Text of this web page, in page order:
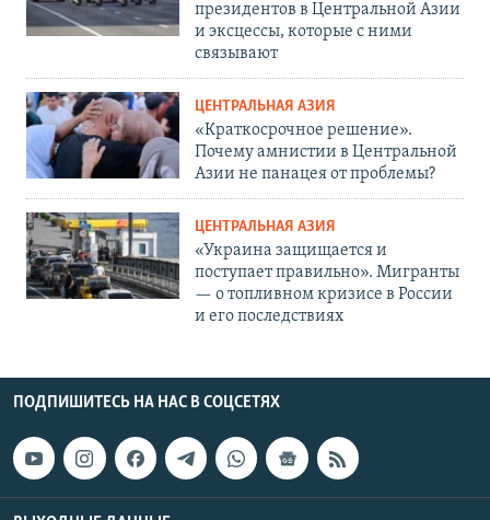
президентов в Центральной Азии
и эксцессы, которые с ними
связывают
ЦЕНТРАЛЬНАЯ АЗИЯ
«Краткосрочное решение».
Почему амнистии в Центральной
Азии не панацея от проблемы?
ЦЕНТРАЛЬНАЯ АЗИЯ
«Украина защищается и
поступает правильно». Мигранты
— о топливном кризисе в России
и его последствиях
ПОДПИШИТЕСЬ НА НАС В СОЦСЕТЯХ